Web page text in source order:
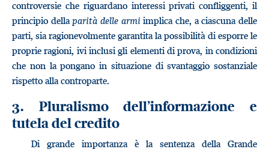
controversie che riguardano interessi privati confliggenti, il
principio dellaparità delle armiimplica che, a ciascuna delle
parti, sia ragionevolmente garantita la possibilità di esporre le
proprie ragioni, ivi inclusi gli elementi di prova, in condizioni
che non la pongano in situazione di svantaggio sostanziale
rispetto alla controparte.
3. Pluralismo dell’informazione e
tutela del credito
Di grande importanza è la sentenza della Grande